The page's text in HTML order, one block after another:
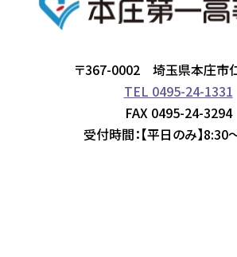
〒367-0002 埼玉県本庄市
TEL 0495-24-1331
FAX 0495-24-3294
受付時間：【平日のみ】8:30